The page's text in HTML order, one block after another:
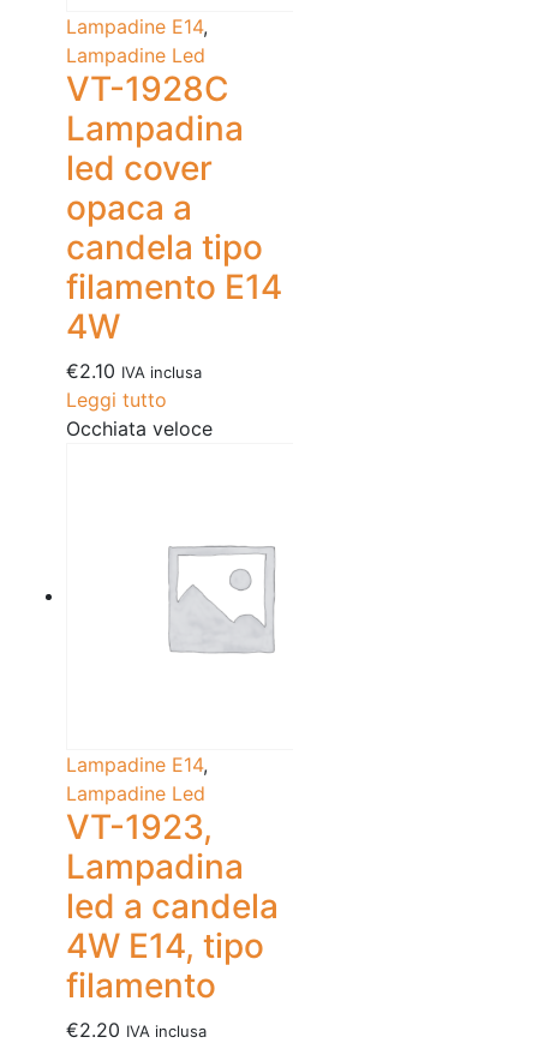
Lampadine E14,
Lampadine Led
VT-1928C
Lampadina
led cover
opaca a
candela tipo
filamento E14
4W
€2.10 IVA inclusa
Leggi tutto
Occhiata veloce
Lampadine E14,
Lampadine Led
VT-1923,
Lampadina
led a candela
4W E14, tipo
filamento
€2.20 IVA inclusa